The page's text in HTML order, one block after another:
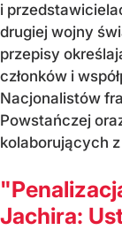
i
drugiej wojny
przepisy
członków i
Nacjonalistów
Powstańczej
kolaborujących
Jachira: